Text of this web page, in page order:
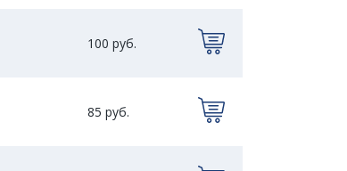
100 руб.
85 руб.